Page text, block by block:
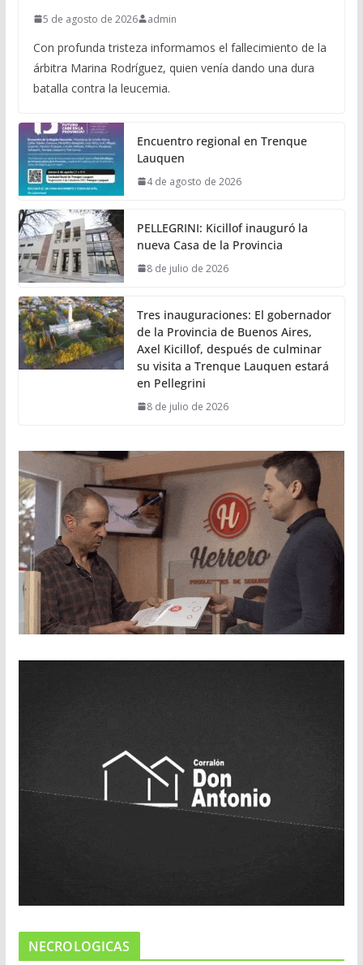
5 de agosto de 2026 admin
Con profunda tristeza informamos el fallecimiento de la
árbitra Marina Rodríguez, quien venía dando una dura
batalla contra la leucemia.
Encuentro regional en Trenque
Lauquen
4 de agosto de 2026
PELLEGRINI: Kicillof inauguró la
nueva Casa de la Provincia
8 de julio de 2026
Tres inauguraciones: El gobernador
de la Provincia de Buenos Aires,
Axel Kicillof, después de culminar
su visita a Trenque Lauquen estará
en Pellegrini
8 de julio de 2026
NECROLOGICAS